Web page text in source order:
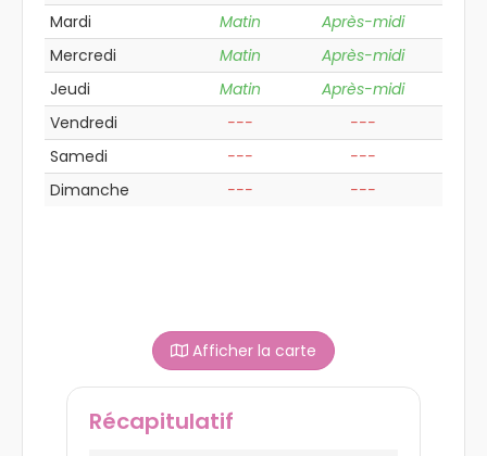
Mardi
Matin
Après-midi
Mercredi
Matin
Après-midi
Jeudi
Matin
Après-midi
Vendredi
---
---
Samedi
---
---
Dimanche
--- ---
Afficher la carte
Récapitulatif